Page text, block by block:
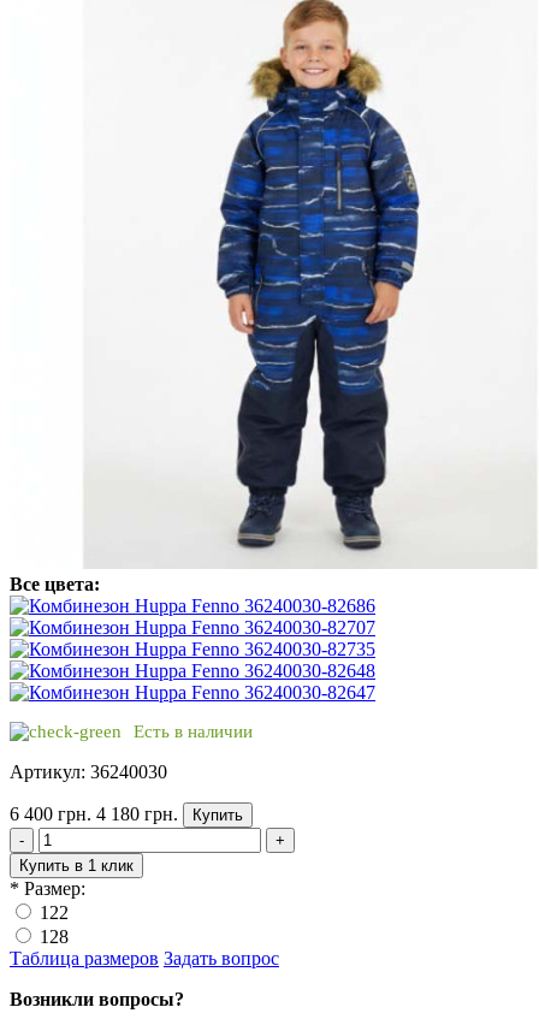
Все цвета:
Есть в наличии
Артикул: 36240030
6 400 грн. 4 180 грн.
Купить
-
+
Купить в 1 клик
* Размер:
122
128
Таблица размеров Задать вопрос
Возникли вопросы?